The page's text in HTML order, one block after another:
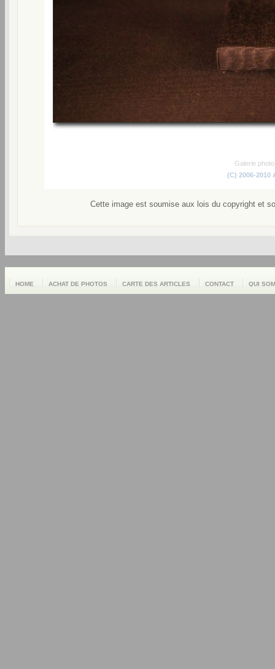
Galerie
(C) 2006-2010
Cette image est soumise aux lois du copyright et
HOME ACHAT DE PHOTOS CARTE DES ARTICLES CONTACT QUI